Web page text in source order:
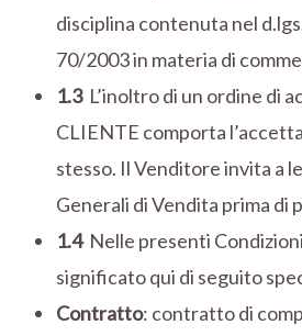
disciplina contenuta nel
70/2003 in materia di
1.3 L’inoltro di un ordine di
CLIENTE comporta
stesso. Il Venditore invita a
Generali di Vendita prima di
1.4 Nelle presenti
significato qui di seguito
Contratto: contratto di